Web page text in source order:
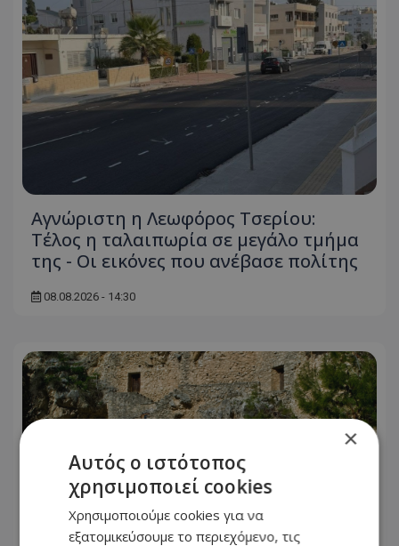
Αγνώριστη η Λεωφόρος Τσερίου:
Τέλος η ταλαιπωρία σε μεγάλο τμήμα
της - Οι εικόνες που ανέβασε πολίτης
08.08.2026 - 14:30
×
Αυτός ο ιστότοπος
χρησιμοποιεί cookies
Χρησιμοποιούμε cookies για να
εξατομικεύσουμε το περιεχόμενο, τις